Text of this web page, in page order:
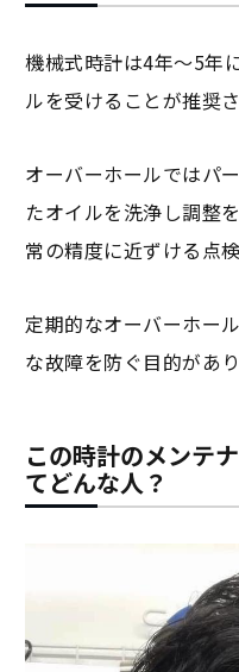
機械式時計は4年～5年
ルを受けることが推奨
オーバーホールではパ
たオイルを洗浄し調整
常の精度に近ずける点
定期的なオーバーホー
な故障を防ぐ目的があり
この時計のメンテ
てどんな人？